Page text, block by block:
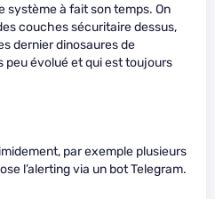
système à fait son temps. On
couches sécuritaire dessus,
dernier dinosaures de
peu évolué et qui est toujours
par exemple plusieurs
l’alerting via un bot Telegram.